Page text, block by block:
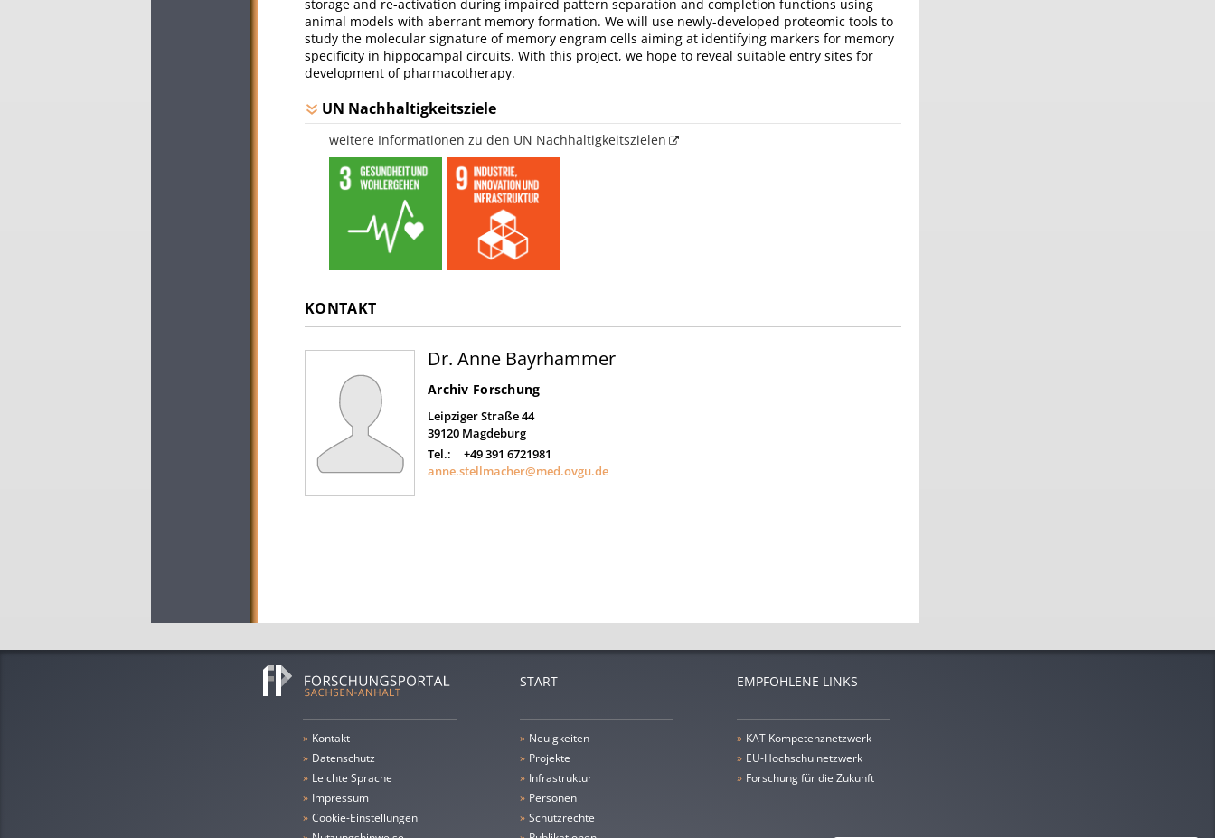
storage and re-activation during impaired pattern separation and completion functions using
animal models with aberrant memory formation. We will use newly-developed proteomic tools to
study the molecular signature of memory engram cells aiming at identifying markers for memory
specificity in hippocampal circuits. With this project, we hope to reveal suitable entry sites for
development of pharmacotherapy.
UN Nachhaltigkeitsziele
weitere Informationen zu den UN Nachhaltigkeitszielen
KONTAKT
Dr. Anne Bayrhammer
Archiv Forschung
Leipziger Straße 44
39120 Magdeburg
Tel.:
+49 391 6721981
anne.stellmacher@med.ovgu.de
»
Kontakt
»
Datenschutz
» leichte Sprache
» Impressum
»
Cookie-Einstellungen
START
» Neuigkeiten
» Projekte
» Infrastruktur
» Personen
» Schutzrechte
EMPFOHLENE LINKS
» KAT Kompetenznetzwerk
» EU-Hochschulnetzwerk
» Forschung für die Zukunft